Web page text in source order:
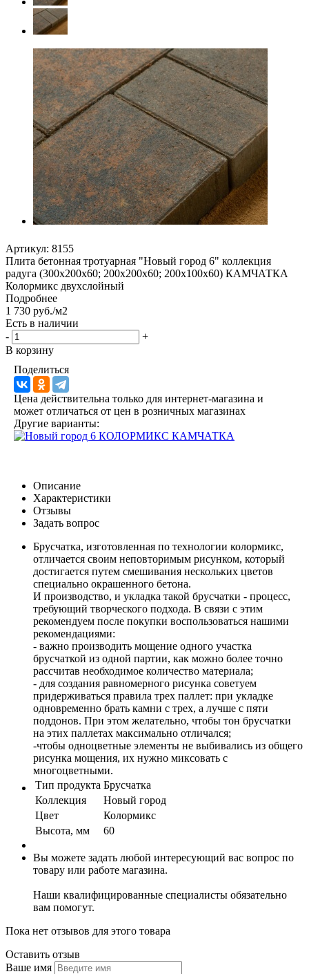
Артикул: 8155
Плита бетонная тротуарная "Новый город 6" коллекция
радуга (300х200х60; 200х200х60; 200х100х60) КАМЧАТКА
Колормикс двухслойный
Подробнее
1 730 руб./м2
Есть в наличии
-
+
В корзину
Поделиться
Цена действительна только для интернет-магазина и
может отличаться от цен в розничных магазинах
Другие варианты:
Описание
Характеристики
Отзывы
Задать вопрос
Брусчатка, изготовленная по технологии колормикс,
отличается своим неповторимым рисунком, который
достигается путем смешивания нескольких цветов
специально окрашенного бетона.
И производство, и укладка такой брусчатки - процесс,
требующий творческого подхода. В связи с этим
рекомендуем после покупки воспользоваться нашими
рекомендациями:
- важно производить мощение одного участка
брусчаткой из одной партии, как можно более точно
рассчитав необходимое количество материала;
- для создания равномерного рисунка советуем
придерживаться правила трех паллет: при укладке
одновременно брать камни с трех, а лучше с пяти
поддонов. При этом желательно, чтобы тон брусчатки
на этих паллетах максимально отличался;
-чтобы одноцветные элементы не выбивались из общего
рисунка мощения, их нужно миксовать с
многоцветными.
Тип продукта Брусчатка
Коллекция
Новый город
Цвет
Колормикс
Высота, мм
60
Вы можете задать любой интересующий вас вопрос по
товару или работе магазина.
Наши квалифицированные специалисты обязательно
вам помогут.
Пока нет отзывов для этого товара
Оставить отзыв
Ваше имя